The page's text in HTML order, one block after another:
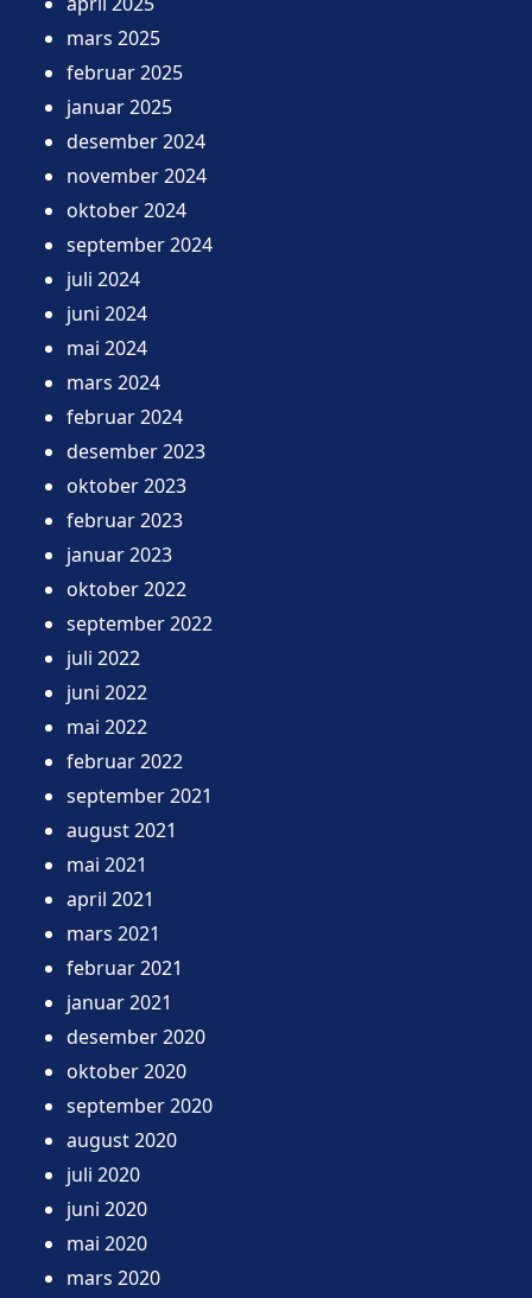
mars 2025
februar 2025
januar 2025
desember 2024
november 2024
oktober 2024
september 2024
juli 2024
juni 2024
mai 2024
mars 2024
februar 2024
desember 2023
oktober 2023
februar 2023
januar 2023
oktober 2022
september 2022
juli 2022
juni 2022
mai 2022
februar 2022
september 2021
august 2021
mai 2021
april 2021
mars 2021
februar 2021
januar 2021
desember 2020
oktober 2020
september 2020
august 2020
juli 2020
juni 2020
mai 2020
mars 2020